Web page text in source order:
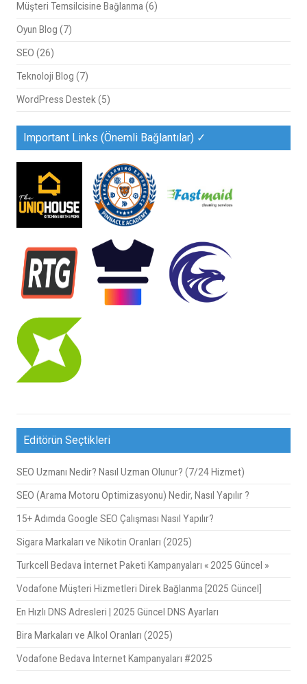
Müşteri Temsilcisine Bağlanma (6)
Oyun Blog (7)
SEO (26)
Teknoloji Blog (7)
WordPress Destek (5)
Important Links (Önemli Bağlantılar) ✓
Editörün Seçtikleri
SEO Uzmanı Nedir? Nasıl Uzman Olunur? (7/24 Hizmet)
SEO (Arama Motoru Optimizasyonu) Nedir, Nasıl Yapılır ?
15+ Adımda Google SEO Çalışması Nasıl Yapılır?
Sigara Markaları ve Nikotin Oranları (2025)
Turkcell Bedava İnternet Paketi Kampanyaları « 2025 Güncel »
Vodafone Müşteri Hizmetleri Direk Bağlanma [2025 Güncel]
En Hızlı DNS Adresleri | 2025 Güncel DNS Ayarları
Bira Markaları ve Alkol Oranları (2025)
Vodafone Bedava İnternet Kampanyaları #2025